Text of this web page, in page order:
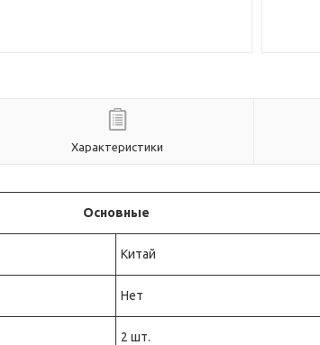
Характеристики
Основные
Китай
Нет
2 шт.